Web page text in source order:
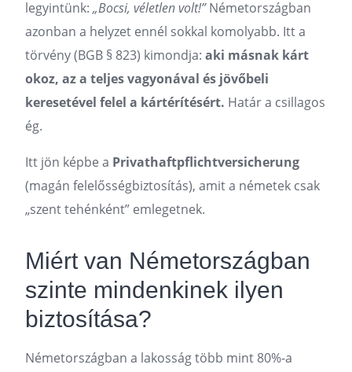
legyintünk: „Bocsi, véletlen volt!”Németországban
azonban a helyzet ennél sokkal komolyabb. Itt a
törvény (BGB § 823) kimondja: aki másnak kárt
okoz, az a teljes vagyonával és jövőbeli
keresetével felel a kártérítésért. Határ a csillagos
ég.
Itt jön képbe a Privathaftpflichtversicherung
(magán felelősségbiztosítás), amit a németek csak
„szent tehénként” emlegetnek.
Miért van Németországban
szinte mindenkinek ilyen
biztosítása?
Németországban a lakosság több mint 80%-a